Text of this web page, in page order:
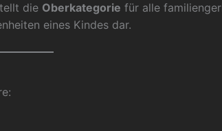
die Oberkategorie für alle
eines Kindes dar.